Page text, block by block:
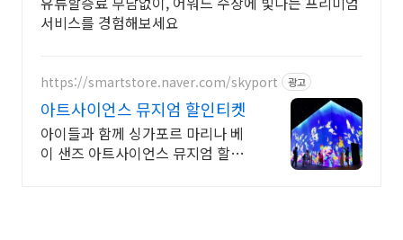
서비스를 경험해보세요
https://smartstore.naver.com/skyport 광고
아트사이언스 뮤지엄 할인티켓
아이들과 함께 싱가포르 마리나 베
이 샌즈 아트사이언스 뮤지엄 할인